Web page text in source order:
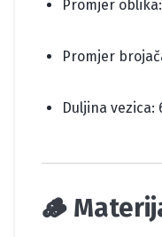
Promjer
Promjer
Duljina vezica:
🪵